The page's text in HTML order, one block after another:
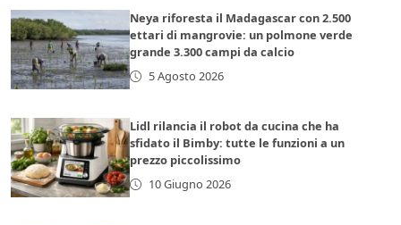
Neya riforesta il Madagascar con 2.500
ettari di mangrovie: un polmone verde
grande 3.300 campi da calcio
5 Agosto 2026
Lidl rilancia il robot da cucina che ha
sfidato il Bimby: tutte le funzioni a un
prezzo piccolissimo
10 Giugno 2026